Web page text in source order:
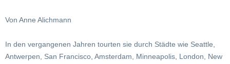
Von Anne Alichmann
In den vergangenen Jahren tourten sie durch Städte wie Seattle,
Antwerpen, San Francisco, Amsterdam, Minneapolis, London, New